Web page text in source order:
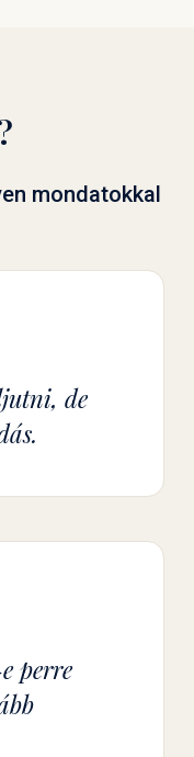
mondatokkal
de
perre